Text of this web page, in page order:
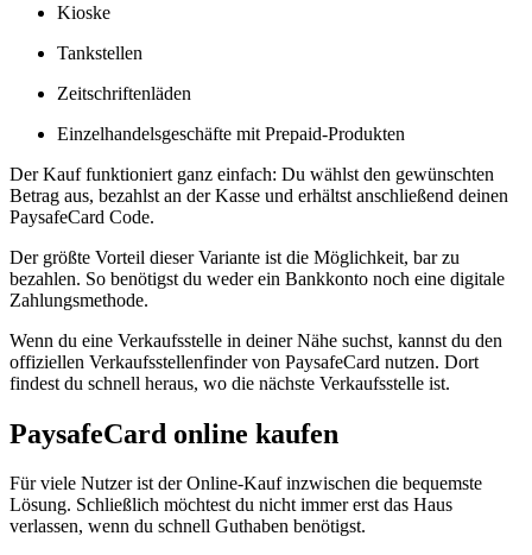
Kioske
Tankstellen
Zeitschriftenläden
Einzelhandelsgeschäfte mit Prepaid-Produkten
Der Kauf funktioniert ganz einfach: Du wählst den gewünschten
Betrag aus, bezahlst an der Kasse und erhältst anschließend deinen
PaysafeCard Code.
Der größte Vorteil dieser Variante ist die Möglichkeit, bar zu
bezahlen. So benötigst du weder ein Bankkonto noch eine digitale
Zahlungsmethode.
Wenn du eine Verkaufsstelle in deiner Nähe suchst, kannst du den
offiziellen Verkaufsstellenfinder von PaysafeCard nutzen. Dort
findest du schnell heraus, wo die nächste Verkaufsstelle ist.
PaysafeCard online kaufen
Für viele Nutzer ist der Online-Kauf inzwischen die bequemste
Lösung. Schließlich möchtest du nicht immer erst das Haus
verlassen, wenn du schnell Guthaben benötigst.